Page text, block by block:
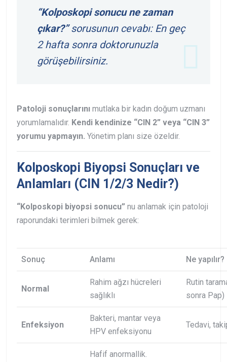
“Kolposkopi sonucu ne zaman
çıkar?”sorusunun cevabı: En geç
2 hafta sonra doktorunuzla
görüşebilirsiniz.
Patoloji sonuçlarını mutlaka bir kadın doğum uzmanı
yorumlamalıdır. Kendi kendinize “CIN 2” veya “CIN 3”
yorumu yapmayın. Yönetim planı size özeldir.
Kolposkopi Biyopsi Sonuçları ve
Anlamları (CIN 1/2/3 Nedir?)
“Kolposkopi biyopsi sonucu” nu anlamak için patoloji
raporundaki terimleri bilmek gerek:
Sonuç Anlamı Ne yapılır?
Normal
Rahim ağzı hücreleri
sağlıklı
Rutin
sonra Pap)
Enfeksiyon
Bakteri, mantar veya
HPV enfeksiyonu
Tedavi,
Hafif anormallik.